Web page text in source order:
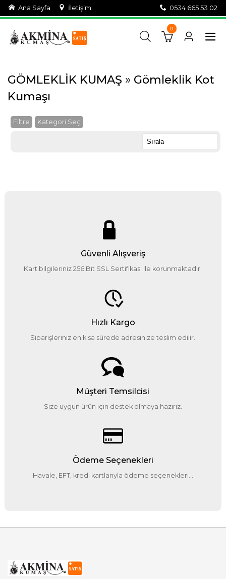
Ana Sayfa İletişim 0534 665 53 02
0
GÖMLEKLİK KUMAŞ » Gömleklik Kot
Kumaşı
Filtre Kategori Seç
Güvenli Alışveriş
Kart bilgileriniz 256 Bit SSL Sertifikası ile korunmaktadır.
Hızlı Kargo
Siparişleriniz en kısa sürede adresinize teslim edilir.
Müşteri Temsilcisi
Size uygun ürün için destek olmaya hazırız.
Ödeme Seçenekleri
Havale, EFT, kredi kartlarıyla ödeme seçenekleri...